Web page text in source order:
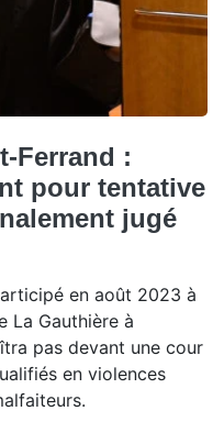
Ferrand :
pour tentative
jugé
en août 2023 à
La Gauthière à
pas devant une cour
en violences